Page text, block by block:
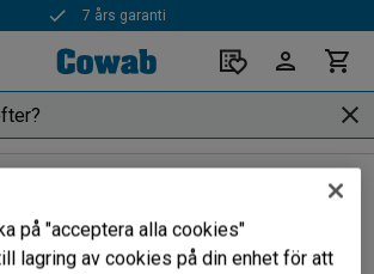
7 års garanti
bord
på "acceptera alla cookies"
lagring av cookies på din enhet för att